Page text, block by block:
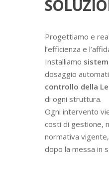
Progettiamo e
l’efficienza e
Installiamo
dosaggio
controllo della
di ogni struttura.
Ogni intervento
costi di gestione,
normativa
dopo la messa in